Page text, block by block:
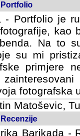
Portfolio
- Portfolio je
kao
Na to
su mi
umijeca.
Matoševic,
Barikada -